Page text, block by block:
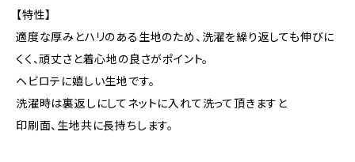
【特性】
適度な厚みとハリのある生地のため、洗濯を繰り返しても伸びに
くく、頑丈さと着心地の良さがポイント。
ヘビロテに嬉しい生地です。
洗濯時は裏返しにしてネットに入れて洗って頂きますと
印刷面、生地共に長持ちします。